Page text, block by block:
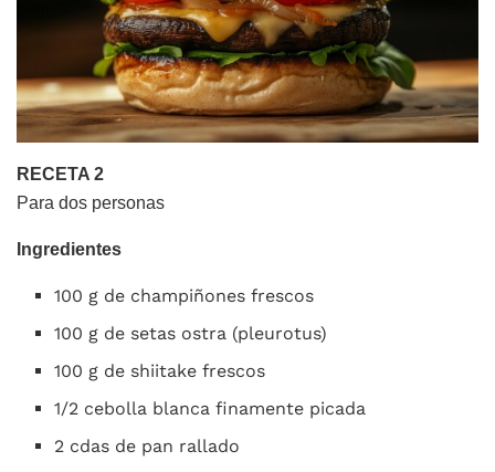
RECETA 2
Para dos personas
Ingredientes
100 g de champiñones frescos
100 g de setas ostra (pleurotus)
100 g de shiitake frescos
1/2 cebolla blanca finamente picada
2 cdas de pan rallado